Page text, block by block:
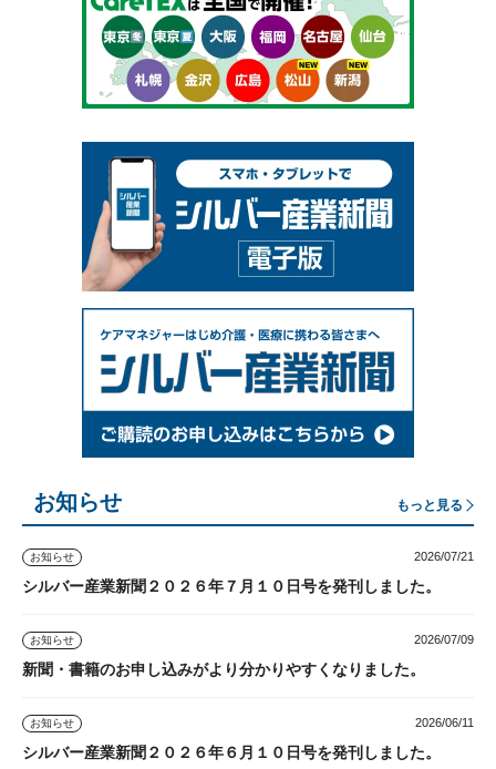
お知らせ もっと見る
お知らせ 2026/07/21
シルバー産業新聞２０２６年７月１０日号を発刊しました。
お知らせ 2026/07/09
新聞・書籍のお申し込みがより分かりやすくなりました。
お知らせ 2026/06/11
シルバー産業新聞２０２６年６月１０日号を発刊しました。